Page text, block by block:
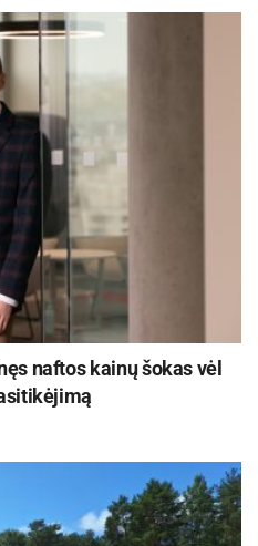
sistemą
jaunimo švietimo
projektui. Ji
ir pasiūlė pasirašyti
tarp VSDFV Utenos
kad sklandžiai
šis projektas.
naftos kainų šokas vėl